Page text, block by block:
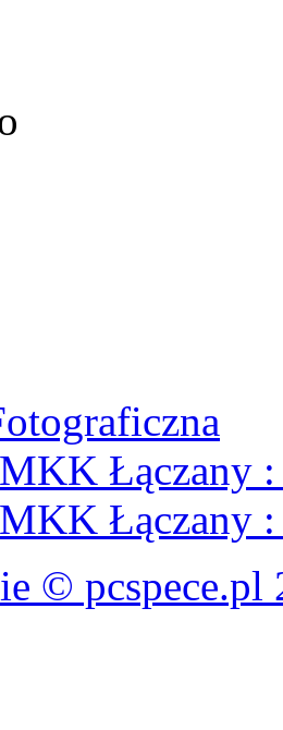
Łączany :
Łączany :
© pcspece.pl